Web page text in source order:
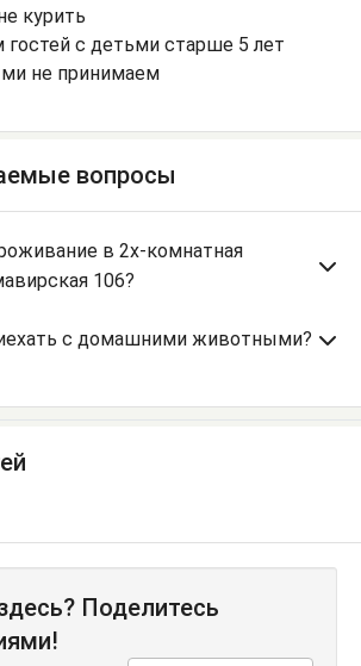
курить
с детьми старше 5 лет
не принимаем
вопросы
в 2х-комнатная
106?
с домашними животными?
Поделитесь